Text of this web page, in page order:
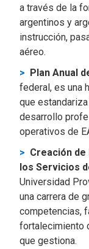
a través de la
argentinos y
instrucción,
aéreo.
Plan Anual
federal, es una
que
desarrollo
operativos de
Creación
los Servicios
Universidad
una carrera de
competencias,
fortalecimiento
que gestiona.